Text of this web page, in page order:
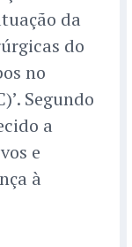
da
do
no
Segundo
a
e
à